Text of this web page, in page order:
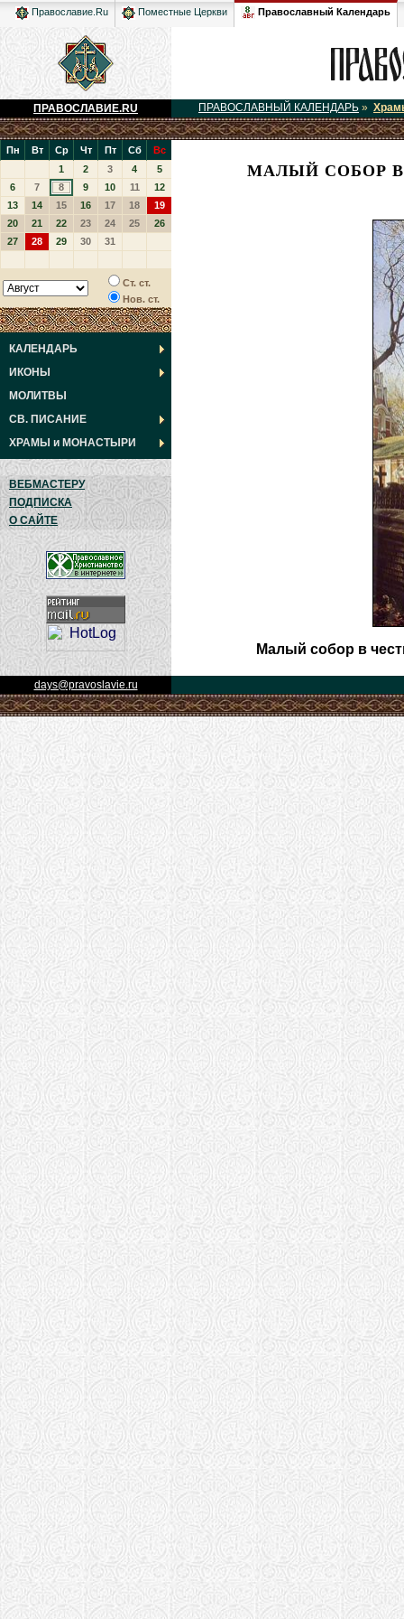
Православие.Ru Поместные Церкви Православный Календарь
ПРАВОСЛАВИЕ.RU ПРАВОСЛАВНЫЙ КАЛЕНДАРЬ »
Пн Вт Ср Чт Пт Сб
Вс
1
2 3 4
5
6
7 8 9 10 11
12
13
14 15 16 17 18
19
20
21 22 23 24 25
26
27
28 29 30 31
Ст. ст.
Нов. ст.
КАЛЕНДАРЬ
ИКОНЫ
МОЛИТВЫ
СВ. ПИСАНИЕ
ХРАМЫ и МОНАСТЫРИ
ВЕБМАСТЕРУ
ПОДПИСКА
О САЙТЕ
МАЛЫЙ СОБОР
Малый собор в
days@pravoslavie.ru